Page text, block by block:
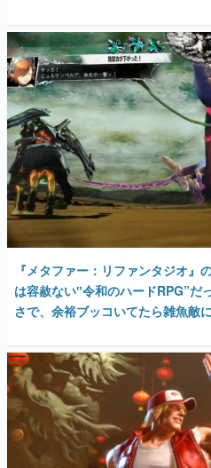
『メタファー：リファンタジオ』
は容赦ない‟令和のハードRPG”だ
さで、余裕ブッコいてたら雑魚敵